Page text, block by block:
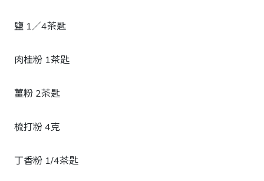
鹽 1／4茶匙
肉桂粉 1茶匙
薑粉 2茶匙
梳打粉 4克
丁香粉 1/4茶匙